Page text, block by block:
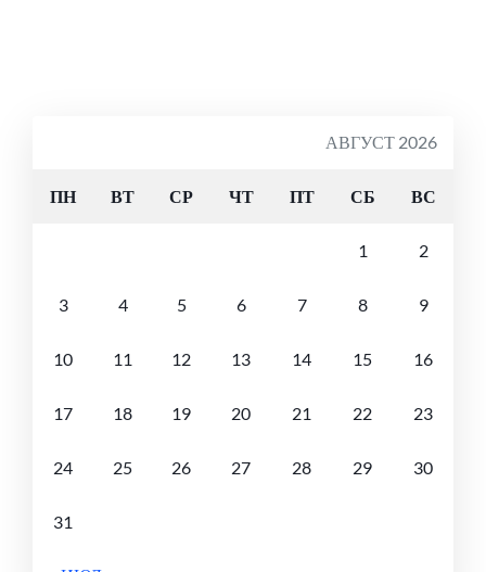
АВГУСТ 2026
ПН ВТ СР ЧТ ПТ СБ ВС
1 2
3 4 5 6 7 8 9
10 11 12 13 14 15 16
17 18 19 20 21 22 23
24 25 26 27 28 29 30
31